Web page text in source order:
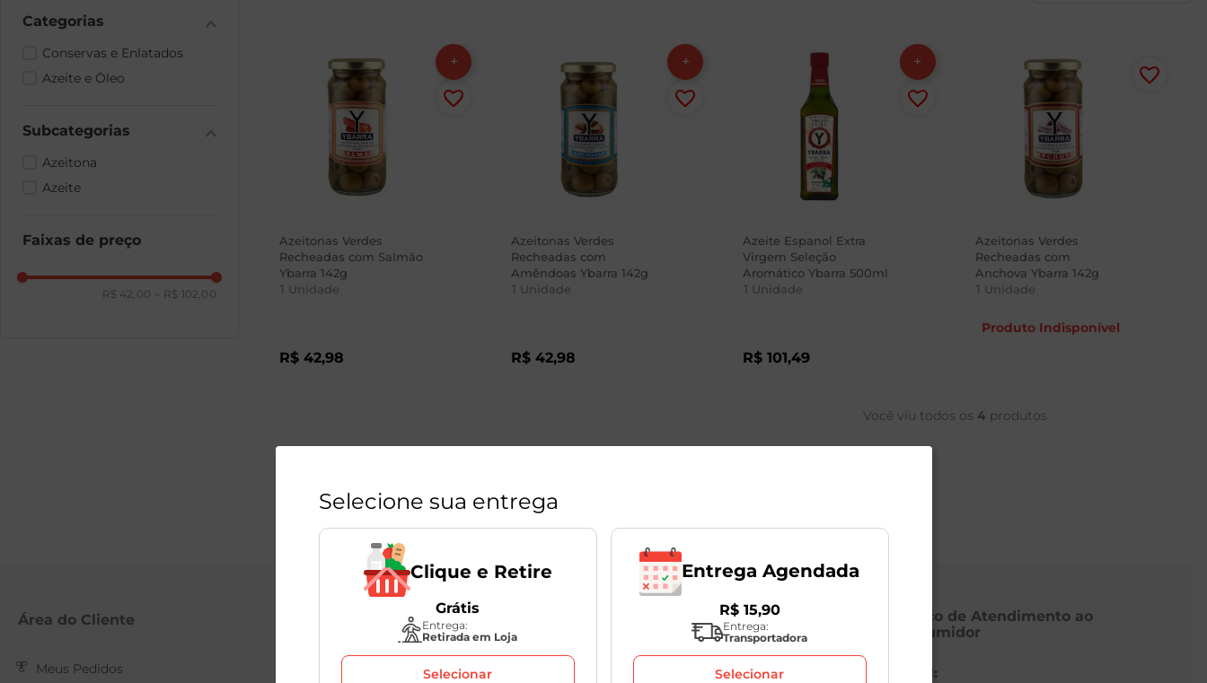
Conservas e Enlatados
Azeite e Óleo
Azeitona
Azeite
Faixas de preço
R$ 42,00 R$ 102,00
Azeitonas Verdes
Recheadas com Salmão
Ybarra 142g
1 Unidade
R$ 42,98
Azeitonas Verdes
Recheadas com
Amêndoas Ybarra 142g
1 Unidade
R$ 42,98
Azeite Espanol Extra
Virgem Seleção
Aromático Ybarra 500ml
1 Unidade
R$ 101,49
Produto Indisponível
Azeitonas Verdes
Recheadas com
Anchova Ybarra 142g
1 Unidade
Você viu todos os 4 produtos
Área do Cliente
Meus Pedidos
Sobre o seu Pedido
Serviço de Atendimento ao
Consumidor
E-mail:
Selecione sua entrega
Clique e Retire
Grátis
Entrega:
Retirada em Loja
Selecionar
Entrega Agendada
R$ 15,90
Entrega:
Transportadora
Selecionar